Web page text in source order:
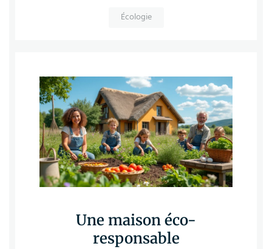
Écologie
Une maison éco-
responsable